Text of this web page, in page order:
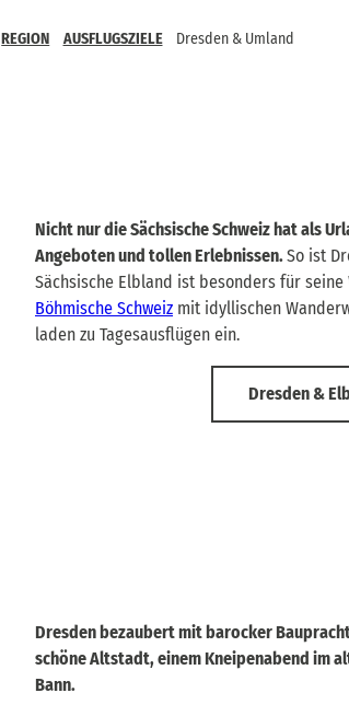
REGION AUSFLUGSZIELE
Dresden & Umland
Nicht nur die Sächsische Schweiz hat als
Angeboten und tollen Erlebnissen.So ist
Sächsische Elbland ist besonders für
Böhmische Schweiz mit idyllischen
laden zu Tagesausflügen ein.
Dresden &
Dresden bezaubert mit barocker
schöne Altstadt, einem Kneipenabend im
Bann.